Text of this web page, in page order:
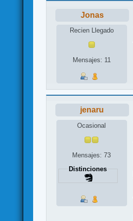
Jonas
Recien Llegado
Mensajes: 11
jenaru
Ocasional
Mensajes: 73
Distinciones